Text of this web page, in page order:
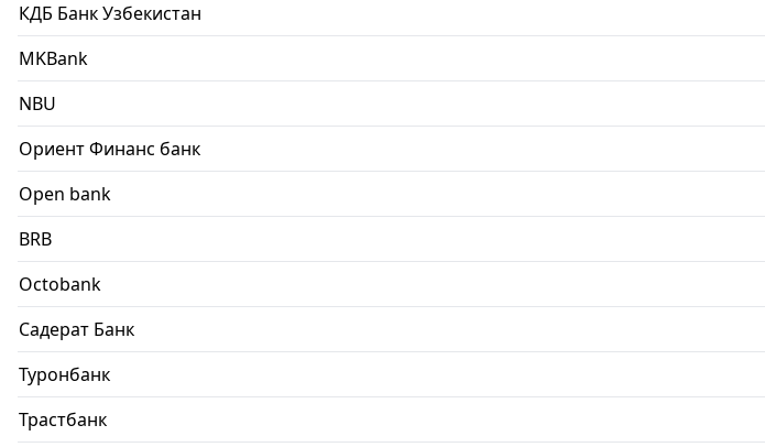
КДБ Банк Узбекистан
MKBank
NBU
Ориент Финанс банк
Open bank
BRB
Octobank
Садерат Банк
Туронбанк
Трастбанк